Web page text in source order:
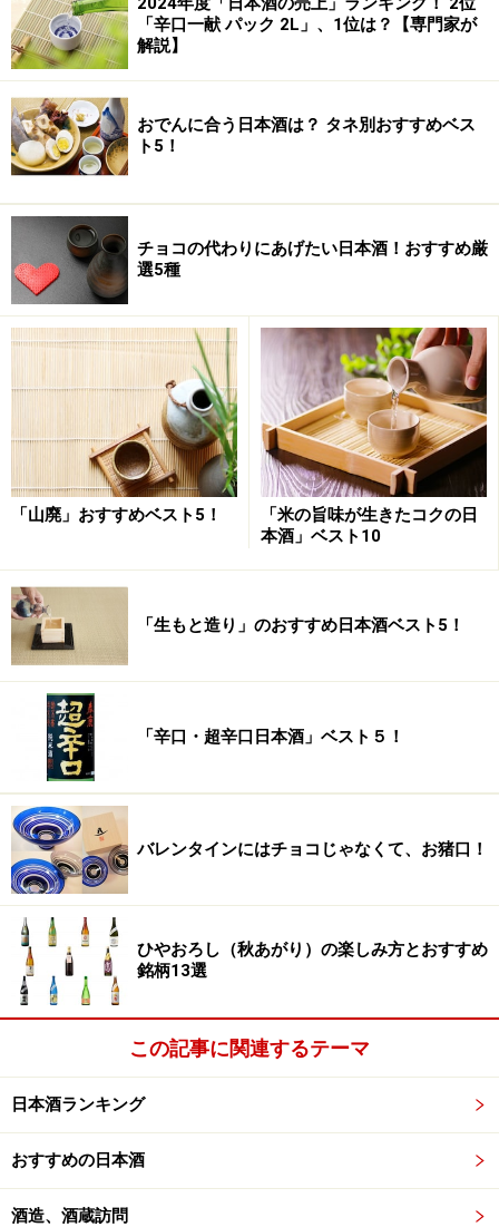
「辛口一献 パック 2L」、1位は？【専門家が
解説】
おでんに合う日本酒は？ タネ別おすすめベス
ト5！
チョコの代わりにあげたい日本酒！おすすめ厳
選5種
「山廃」おすすめベスト5！
「米の旨味が生きたコクの日
本酒」ベスト10
「生もと造り」のおすすめ日本酒ベスト5！
「辛口・超辛口日本酒」ベスト５！
バレンタインにはチョコじゃなくて、お猪口！
ひやおろし（秋あがり）の楽しみ方とおすすめ
銘柄13選
この記事に関連するテーマ
日本酒ランキング
おすすめの日本酒
酒造、酒蔵訪問